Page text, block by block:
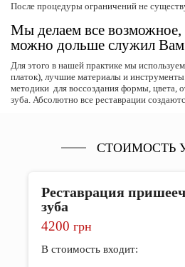
После процедуры ограничений не
Мы делаем все возможное,
можно дольше служил
Для этого в нашей практике мы
платок), лучшие материалы и
методики для воссоздания формы, цвета,
зуба. Абсолютно все реставрации
СТОИМОСТЬ
Реставрация
зуба
4200 грн
В стоимость входит: